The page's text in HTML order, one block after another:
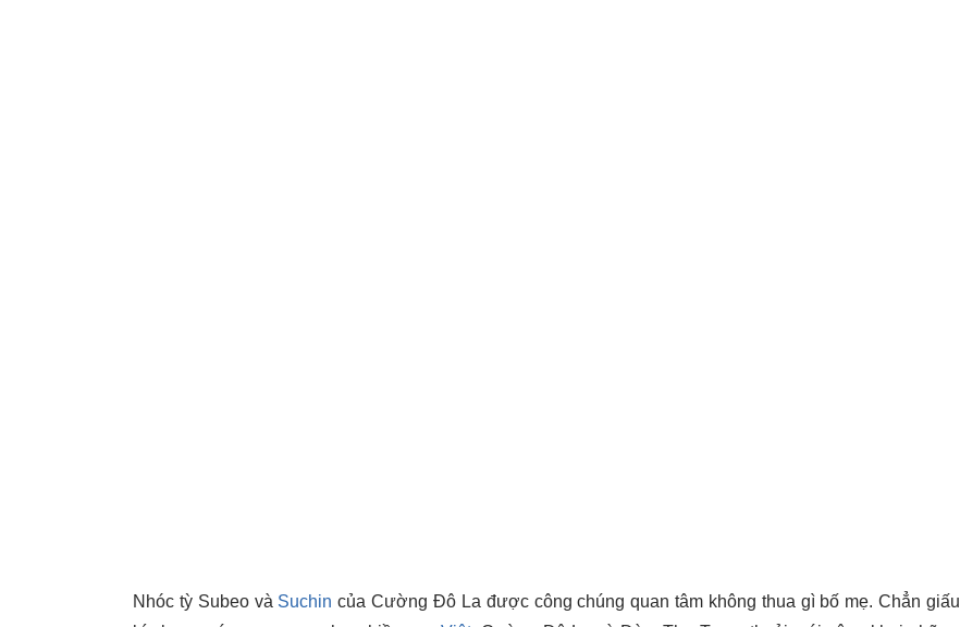
Nhóc tỳ Subeo và Suchin của Cường Đô La được công chúng quan tâm không thua gì bố mẹ. Chẳn giấu